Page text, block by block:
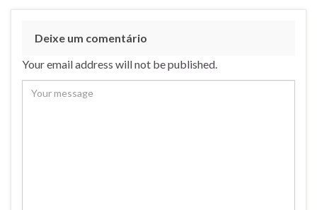
Deixe um comentário
Your email address will not be published.